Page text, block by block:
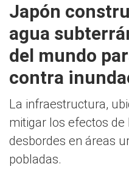
Japón
agua
del mundo
contra
La infraestructura,
mitigar los efectos
desbordes en áreas
pobladas.